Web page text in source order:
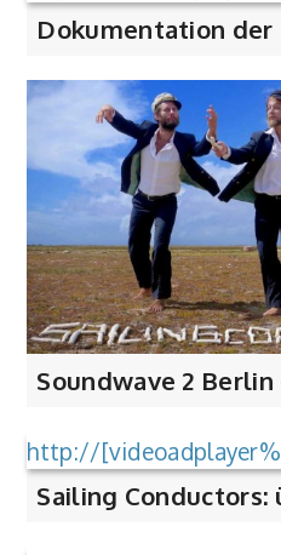
Dokumentation der
Soundwave 2
http://
Sailing